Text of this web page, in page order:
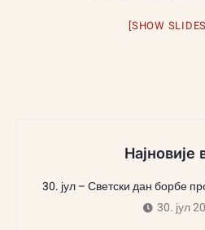
[SHOW
Најновије
30. јул – Светски дан борбе
30. јул